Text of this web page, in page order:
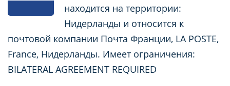
находится на территории:
Нидерланды и относится к
почтовой компании Почта Франции, LA POSTE,
France, Нидерланды. Имеет ограничения:
BILATERAL AGREEMENT REQUIRED